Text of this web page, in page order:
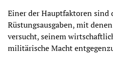
Einer der Hauptfaktoren sind
Rüstungsausgaben, mit
versucht, seinem
militärische Macht